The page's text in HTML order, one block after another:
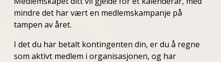
mindre det har vært en medlemskampanje på
tampen av året.
I det du har betalt kontingenten din, er du å regne
som aktivt medlem i organisasjonen, og har